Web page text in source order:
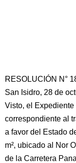
RESOLUCIÓN N°
San Isidro, 28 de
Visto, el
correspondiente al
a favor del Estado
m², ubicado al Nor
de la Carretera